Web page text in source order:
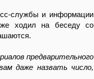
службы и информации
же ходил на беседу со
предварительного
даже назвать число,